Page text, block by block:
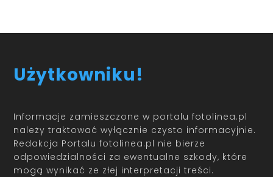
Użytkowniku!
Informacje zamieszczone w portalu fotolinea.pl
należy traktować wyłącznie czysto informacyjnie.
Redakcja Portalu fotolinea.pl nie bierze
odpowiedzialności za ewentualne szkody, które
mogą wynikać ze złej interpretacji treści.